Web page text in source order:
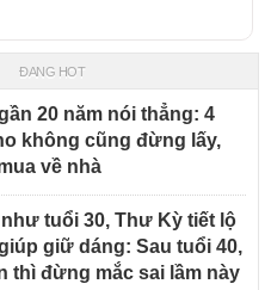
ĐANG HOT
20 năm nói thẳng: 4
không cũng đừng lấy,
về nhà
tuổi 30, Thư Kỳ tiết lộ
giữ dáng: Sau tuổi 40,
thì đừng mắc sai lầm này